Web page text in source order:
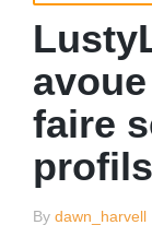
in
faire
profils
Posted
By dawn_harvell